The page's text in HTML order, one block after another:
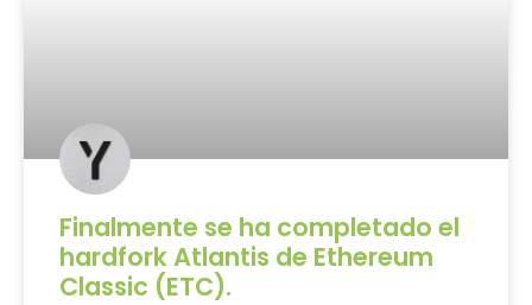
Finalmente se ha completado el
hardfork Atlantis de Ethereum
Classic (ETC).